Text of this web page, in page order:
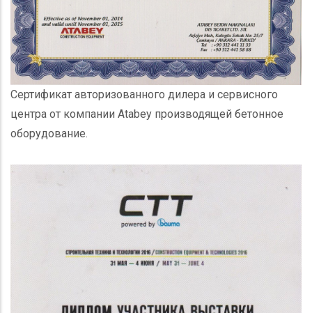
Сертификат авторизованного дилера и сервисного
центра от компании Atabey производящей бетонное
оборудование.